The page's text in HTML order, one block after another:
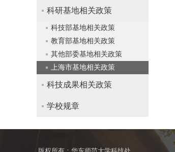
科研基地相关政策
科技部基地相关政策
教育部基地相关政策
其他部委基地相关政策
上海市基地相关政策
科技成果相关政策
学校规章